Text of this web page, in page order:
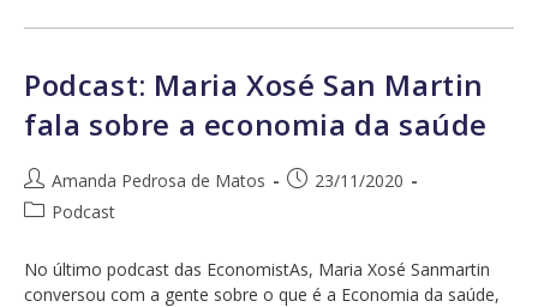
De
Trabalho,
E
Aborto
Podcast: Maria Xosé San Martin
fala sobre a economia da saúde
Autor
do
Amanda Pedrosa de Matos
Post23/11/2020
Categoria
post:
Podcast
No último podcast das EconomistAs, Maria Xosé Sanmartin
conversou com a gente sobre o que é a Economia da saúde,